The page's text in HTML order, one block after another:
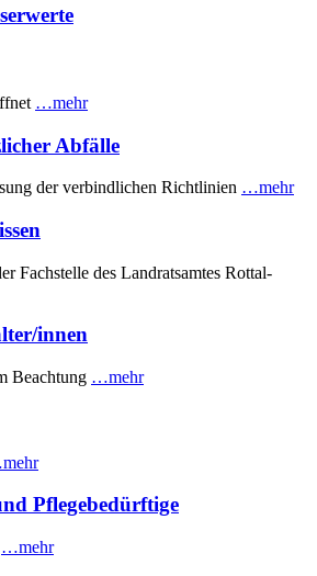
…mehr
Abfälle
der verbindlichen Richtlinien …mehr
Fachstelle des Landratsamtes Rottal-
innen
Beachtung …mehr
Pflegebedürftige
…mehr